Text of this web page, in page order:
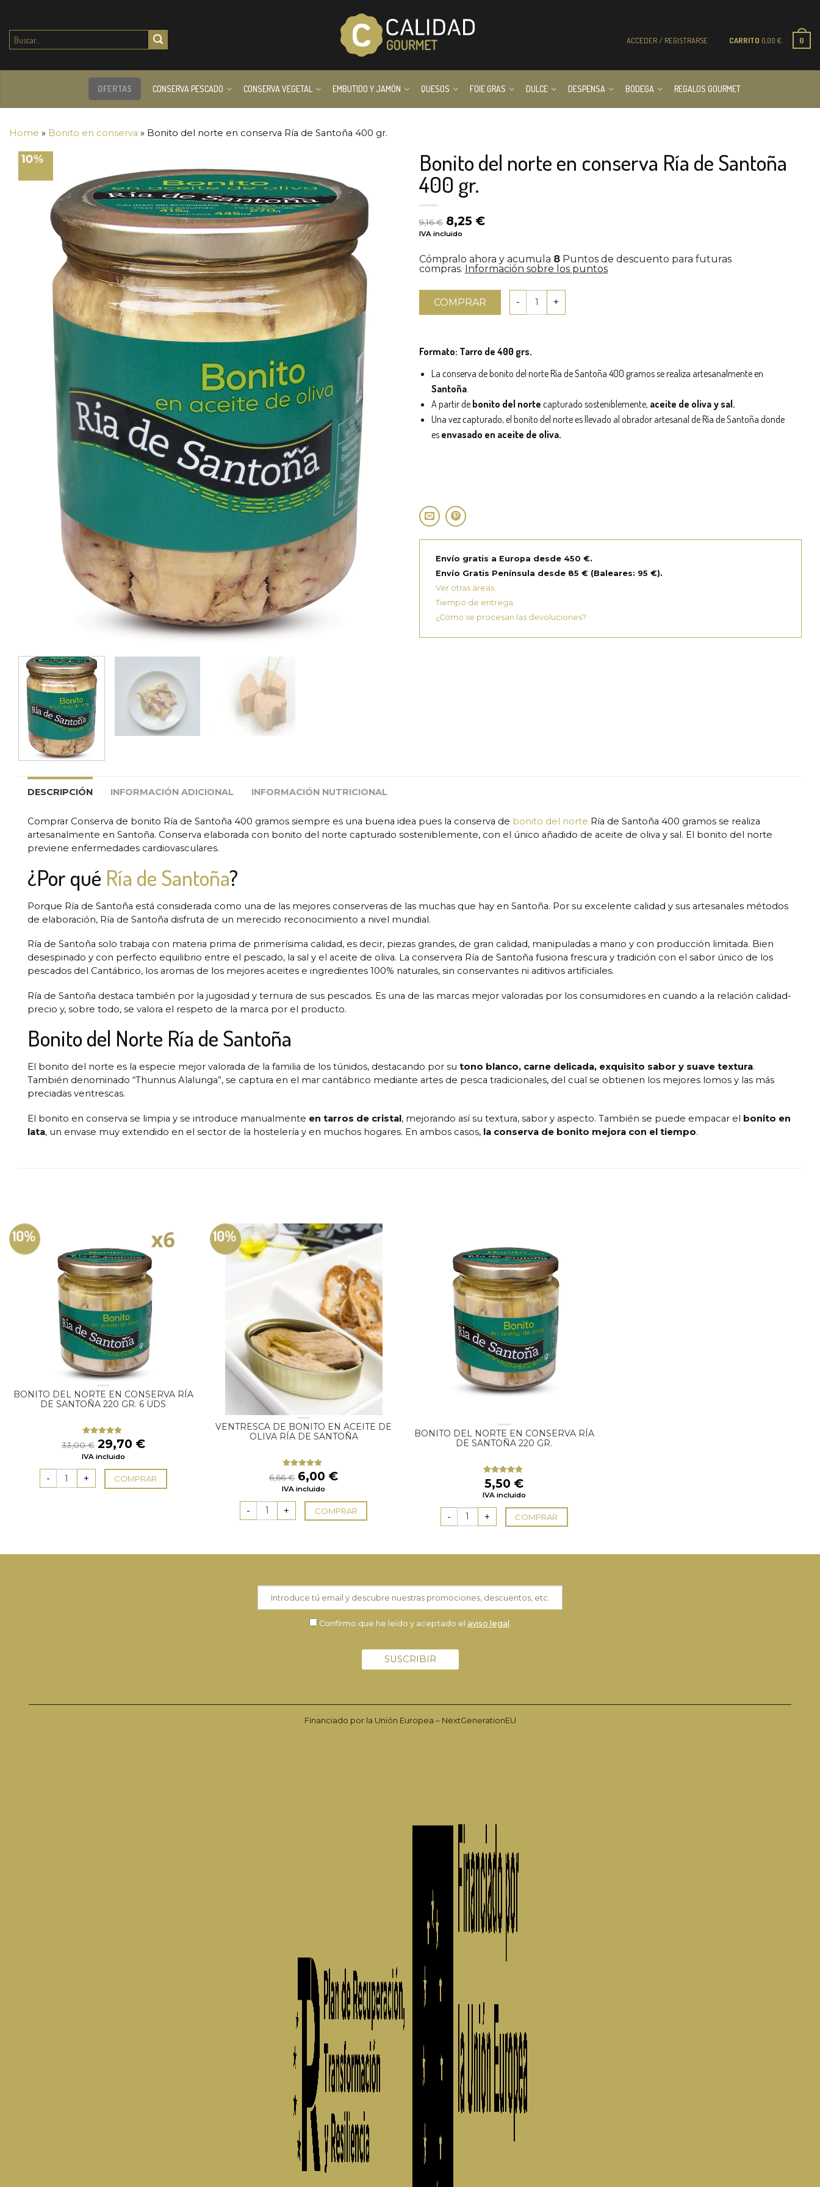
Buscar
por: ACCEDER / REGISTRARSE CARRITO 0,00 € 0
OFERTAS CONSERVA PESCADO CONSERVA VEGETAL EMBUTIDO Y JAMÓN QUESOS FOIE GRAS DULCE DESPENSA BODEGA REGALOS GOURMET
Home » Bonito en conserva » Bonito del norte en conserva Ría de Santoña 400 gr.
10% Bonito del norte en conserva Ría de Santoña
400 gr.
9,16€ El
precio
era:
9,16 €.
8,25 €El
es:
8,25 €.
IVA incluido
Cómpralo ahora y acumula 8 Puntos de descuento para futuras
compras. Información sobre los puntos
COMPRAR
Formato: Tarro de 400 grs.
La conserva de bonito del norte Ría de Santoña 400 gramos se realiza artesanalmente en
Santoña
A partir de bonito del norte capturado sosteniblemente, aceite de oliva y sal.
Una vez capturado, el bonito del norte es llevado al obrador artesanal de Ría de Santoña donde
es envasado en aceite de oliva.
Envío gratis a Europa desde 450 €.
Envío Gratis Península desde 85 € (Baleares: 95 €).
Ver otras áreas.
Tiempo de entrega.
¿Cómo se procesan las devoluciones?
DESCRIPCIÓN INFORMACIÓN ADICIONAL INFORMACIÓN NUTRICIONAL
Comprar Conserva de bonito Ría de Santoña 400 gramos siempre es una buena idea pues la conserva de bonito del norte Ría de Santoña 400 gramos se realiza
artesanalmente en Santoña. Conserva elaborada con bonito del norte capturado sosteniblemente, con el único añadido de aceite de oliva y sal. El bonito del norte
previene enfermedades cardiovasculares.
¿Por qué Ría de Santoña?
Porque Ría de Santoña está considerada como una de las mejores conserveras de las muchas que hay en Santoña. Por su excelente calidad y sus artesanales métodos
de elaboración, Ría de Santoña disfruta de un merecido reconocimiento a nivel mundial.
Ría de Santoña solo trabaja con materia prima de primerísima calidad, es decir, piezas grandes, de gran calidad, manipuladas a mano y con producción limitada. Bien
desespinado y con perfecto equilibrio entre el pescado, la sal y el aceite de oliva. La conservera Ría de Santoña fusiona frescura y tradición con el sabor único de los
pescados del Cantábrico, los aromas de los mejores aceites e ingredientes 100% naturales, sin conservantes ni aditivos artificiales.
Ría de Santoña destaca también por la jugosidad y ternura de sus pescados. Es una de las marcas mejor valoradas por los consumidores en cuando a la relación calidad-
precio y, sobre todo, se valora el respeto de la marca por el producto.
Bonito del Norte Ría de Santoña
El bonito del norte es la especie mejor valorada de la familia de los túnidos, destacando por su tono blanco, carne delicada, exquisito sabor y suave textura.
También denominado “Thunnus Alalunga”, se captura en el mar cantábrico mediante artes de pesca tradicionales, del cual se obtienen los mejores lomos y las más
preciadas ventrescas.
El bonito en conserva se limpia y se introduce manualmente en tarros de cristal, mejorando así su textura, sabor y aspecto. También se puede empacar el bonito en
lata, un envase muy extendido en el sector de la hostelería y en muchos hogares. En ambos casos, la conserva de bonito mejora con el tiempo.
10%
BONITO DEL NORTE EN CONSERVA RÍA
DE SANTOÑA 220 GR. 6 UDS
Valorado
con 4.67
de 5
33,00€ El
precio
original
era:
33,00 €.
29,70 €El
actual
es:
29,70 €.
IVA incluido
COMPRAR
10%
VENTRESCA DE BONITO EN ACEITE DE
OLIVA RÍA DE SANTOÑA
Valorado
con4.80
de 5
6,66€ El
precio
original
era:
6,66 €.
6,00 €El
actual
es:
6,00 €.
IVA incluido
COMPRAR
BONITO DEL NORTE EN CONSERVA RÍA
DE SANTOÑA 220 GR.
Valorado
con5.00
de
5
5,50 €
IVA incluido
COMPRAR
Confirmo que he leído y aceptado el aviso legal.
Financiado por la Unión Europea – NextGenerationEU